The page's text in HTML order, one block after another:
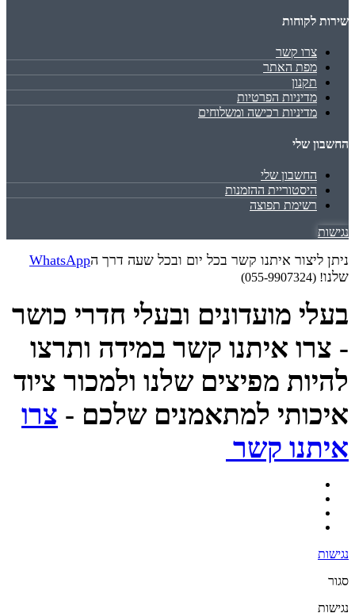
שירות לקוחות
צרו קשר
מפת האתר
תקנון
מדיניות הפרטיות
מדיניות רכישה ומשלוחים
החשבון שלי
החשבון שלי
היסטוריית ההזמנות
רשימת תפוצה
נגישות
ניתן ליצור איתנו קשר בכל יום ובכל שעה דרך הWhatsApp
שלנו! (055-9907324)
בעלי מועדונים ובעלי חדרי כושר
- צרו איתנו קשר במידה ותרצו
להיות מפיצים שלנו ולמכור ציוד
איכותי למתאמנים שלכם - צרו
איתנו קשר
נגישות
סגור
נגישות